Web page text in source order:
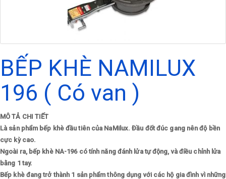
BẾP KHÈ NAMILUX
196 ( Có van )
MÔ TẢ CHI TIẾT
Là sản phẩm bếp khè đầu tiên của NaMilux. Đầu đốt đúc gang nên độ bền
cực kỳ cao.
Ngoài ra, bếp khè NA-196 có tính năng đánh lửa tự động, và điều chỉnh lửa
bằng 1 tay.
Bếp khè đang trở thành 1 sản phẩm thông dụng với các hộ gia đình vì những